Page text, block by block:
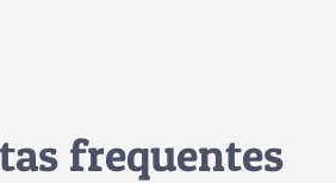
frequentes